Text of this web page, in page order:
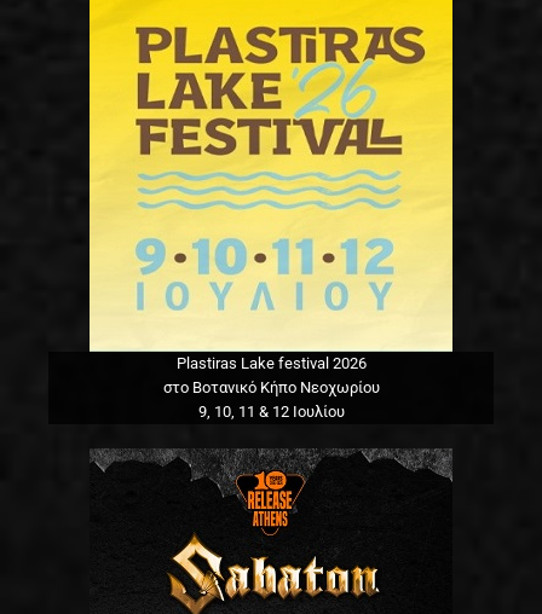
Plastiras Lake festival 2026
στο Βοτανικό Κήπο Νεοχωρίου
9, 10, 11 & 12 Ιουλίου